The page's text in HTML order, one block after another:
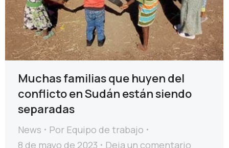
Muchas familias que huyen del
conflicto en Sudán están siendo
separadas
News Por Equipo de trabajo
8 de mayo de 2023
Deja un comentario